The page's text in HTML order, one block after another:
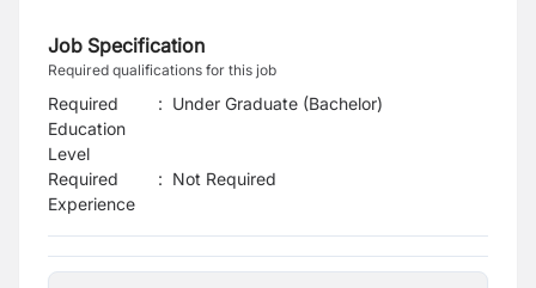
Job Specification
Required qualifications for this job
Required
Education
Level
: Under Graduate (Bachelor)
Required
Experience
: Not Required